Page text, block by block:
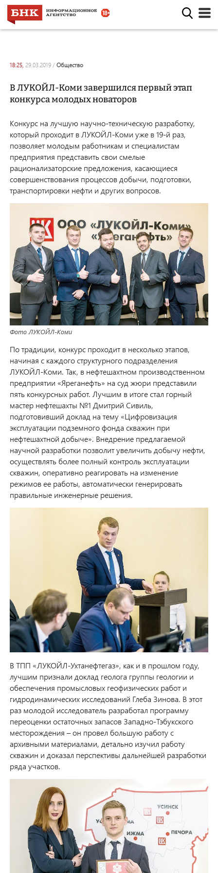
18:25, 29.03.2019 / общество
В ЛУКОЙЛ-Коми завершился первый этап
конкурса молодых новаторов
Конкурс на лучшую научно-техническую разработку,
который проходит в ЛУКОЙЛ-Коми уже в 19-й раз,
позволяет молодым работникам и специалистам
предприятия представить свои смелые
рационализаторские предложения, касающиеся
совершенствования процессов добычи, подготовки,
транспортировки нефти и других вопросов.
Фото ЛУКОЙЛ-Коми
По традиции, конкурс проходит в несколько этапов,
начиная с каждого структурного подразделения
ЛУКОЙЛ-Коми. Так, в нефтешахтном производственном
предприятии «Яреганефть» на суд жюри представили
пять конкурсных работ. Лучшим в итоге стал горный
мастер нефтешахты №1 Дмитрий Сивиль,
подготовивший доклад на тему «Цифровизация
эксплуатации подземного фонда скважин при
нефтешахтной добыче». Внедрение предлагаемой
научной разработки позволит увеличить добычу нефти,
осуществлять более полный контроль эксплуатации
скважин, оперативно реагировать на изменение
режимов ее работы, автоматически генерировать
правильные инженерные решения.
В ТПП «ЛУКОЙЛ-Ухтанефтегаз», как и в прошлом году,
лучшим признали доклад геолога группы геологии и
обеспечения промысловых геофизических работ и
гидродинамических исследований Глеба Зинова. В этот
раз молодой исследователь разработал программу
переоценки остаточных запасов Западно-Тэбукского
месторождения – он провел большую работу с
архивными материалами, детально изучил работу
скважин и доказал перспективы дальнейшей разработки
ряда участков.